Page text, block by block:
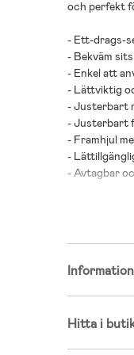
och perfekt
- Ett-drags-
- Bekväm
- Enkel att
- Lättviktig
- Justerbart
- Justerbart
- Framhjul
-
- Avtagbar
-
- Nytt för
med ditt
- Bygel
Information
Hitta i